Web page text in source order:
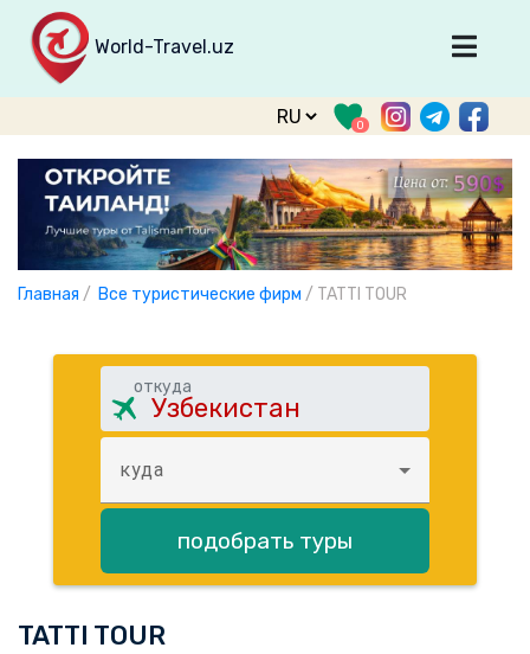
World-Travel.uz
Главная
Направления
Туры
Тур. фирмы
Табло прилета
О проекте
Войти
support@world-travel.uz
0
Главная / Все туристические фирм / TATTI TOUR
откуда
куда
подобрать туры
TATTI TOUR